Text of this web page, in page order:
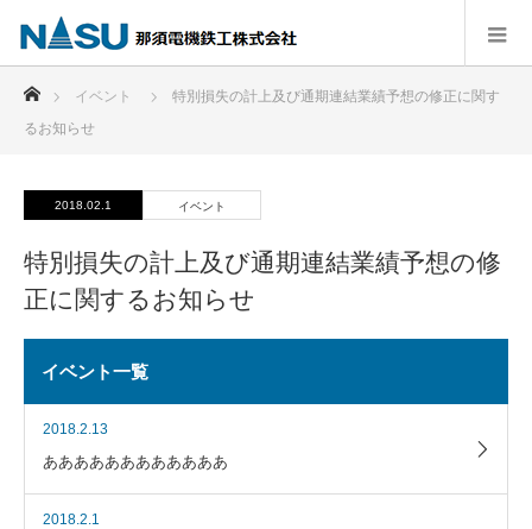
イベント
特別損失の計上及び通期連結業績予想の修正に関す
るお知らせ
2018.02.1 イベント
特別損失の計上及び通期連結業績予想の修
正に関するお知らせ
イベント一覧
2018.2.13
ああああああああああああ
2018.2.1